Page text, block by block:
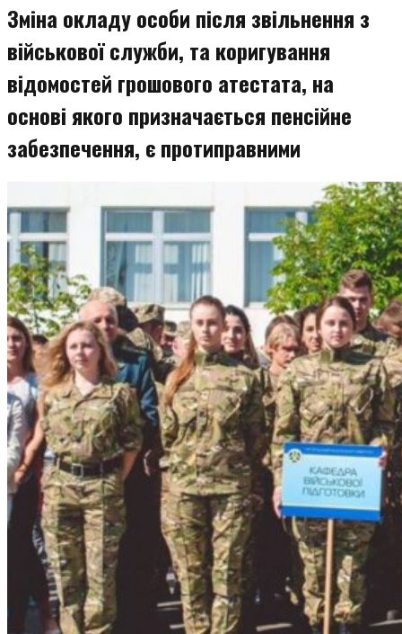
Зміна окладу особи після звільнення з
військової служби, та коригування
відомостей грошового атестата, на
основі якого призначається пенсійне
забезпечення, є протиправними